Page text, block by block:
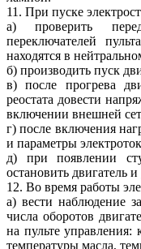
11. При пуске
а) проверить
переключателей
находятся в
б) производить пуск
в) после прогрева
реостата довести
включении внешней
г) после включения
и параметры
д) при появлении
остановить двигатель
12. Во время работы
а) вести наблюдение
числа оборотов
на пульте управления:
температуры масла,